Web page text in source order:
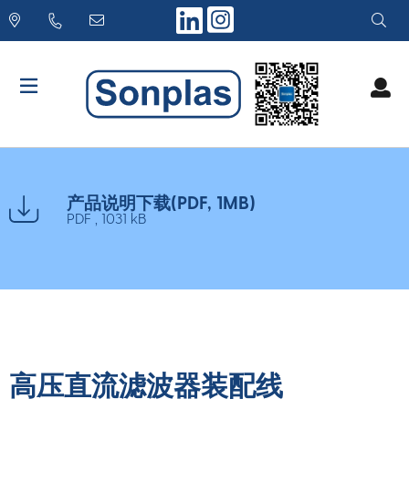
to
产品说明下载(PDF, 1MB)
PDF , 1031 kB
高压直流滤波器装配线